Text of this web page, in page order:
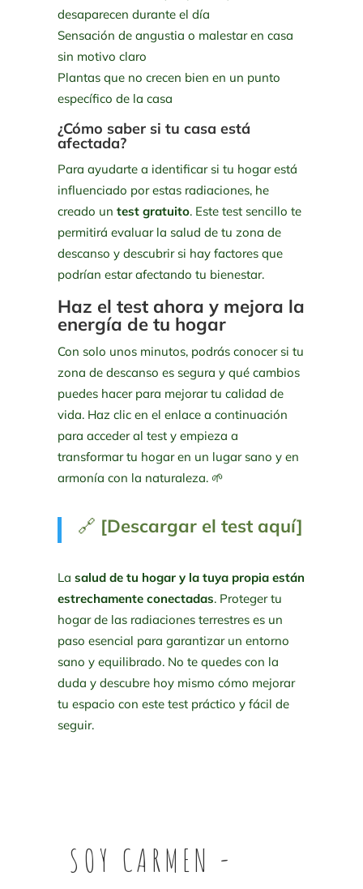
desaparecen durante el día
Sensación de angustia o malestar en casa
sin motivo claro
Plantas que no crecen bien en un punto
específico de la casa
¿Cómo saber si tu casa está
afectada?
Para ayudarte a identificar si tu hogar está
influenciado por estas radiaciones, he
creado un test gratuito. Este test sencillo te
permitirá evaluar la salud de tu zona de
descanso y descubrir si hay factores que
podrían estar afectando tu bienestar.
Haz el test ahora y mejora la
energía de tu hogar
Con solo unos minutos, podrás conocer si tu
zona de descanso es segura y qué cambios
puedes hacer para mejorar tu calidad de
vida. Haz clic en el enlace a continuación
para acceder al test y empieza a
transformar tu hogar en un lugar sano y en
armonía con la naturaleza. 🌱
🔗 [Descargar el test aquí]
La salud de tu hogar y la tuya propia están
estrechamente conectadas. Proteger tu
hogar de las radiaciones terrestres es un
paso esencial para garantizar un entorno
sano y equilibrado. No te quedes con la
duda y descubre hoy mismo cómo mejorar
tu espacio con este test práctico y fácil de
seguir.
SOY CARMEN -